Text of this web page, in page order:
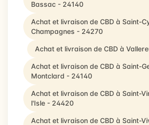
Bassac - 24140
Achat et livraison de CBD à Saint-
Champagnes - 24270
Achat et livraison de CBD à
Achat et livraison de CBD à Saint-
Montclard - 24140
Achat et livraison de CBD à Saint-
l'Isle - 24420
Achat et livraison de CBD à Saint-